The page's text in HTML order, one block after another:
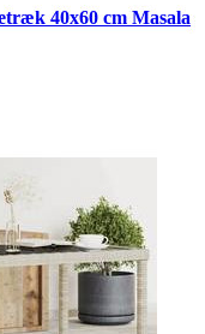
40x60 cm Masala